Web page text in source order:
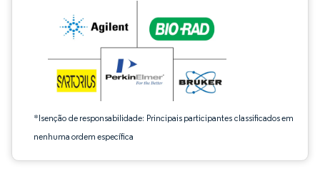
*Isenção de responsabilidade: Principais participantes classificados em
nenhuma ordem específica